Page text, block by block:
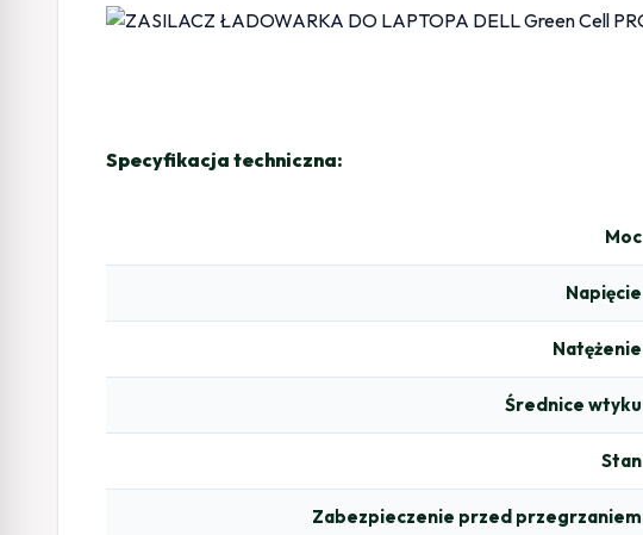
Specyfikacja techniczna:
Moc
Napięcie
Natężenie
Średnice wtyku
Stan
Zabezpieczenie przed przegrzaniem